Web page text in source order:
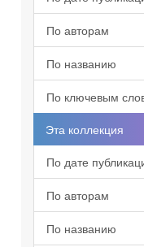
По авторам
По названию
По ключевым
Эта коллекция
По дате
По авторам
По названию